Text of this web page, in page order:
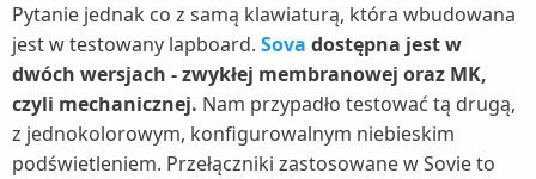
Pytanie jednak co z samą klawiaturą, która wbudowana
jest w testowany lapboard. Sova dostępna jest w
dwóch wersjach - zwykłej membranowej oraz MK,
czyli mechanicznej. Nam przypadło testować tą drugą,
z jednokolorowym, konfigurowalnym niebieskim
podświetleniem. Przełączniki zastosowane w Sovie to